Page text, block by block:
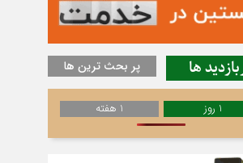
ها پر بحث ترین ها
1 روز 1 هفته